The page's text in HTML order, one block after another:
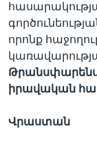
որոնք
իրավական
Վրաստան